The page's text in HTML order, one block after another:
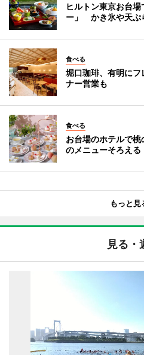
ヒルトン東京お台
ー」 かき氷や天ぷ
食べる
堀口珈琲、有明に
ナー営業も
食べる
お台場のホテルで
のメニューそろえる
もっと見
見る・